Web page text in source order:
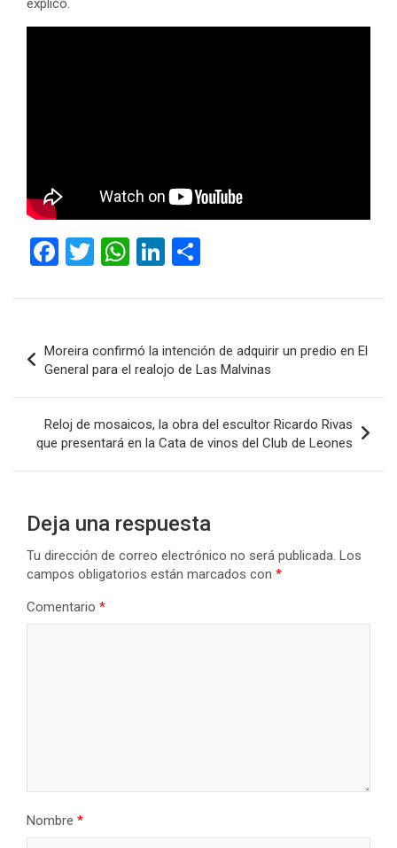
F
ce
o
o
k
T
tt
er
W
at
s
A
p
p
Li
ke
n
m
p
ar
tir
de
entradas
Moreira confirmó la intención de adquirir un predio en El
General para el realojo de Las Malvinas
Reloj de mosaicos, la obra del escultor Ricardo Rivas
que presentará en la Cata de vinos del Club de Leones
Deja una respuesta
Tu dirección de correo electrónico no será publicada. Los
campos obligatorios están marcados con *
Comentario *
Nombre *